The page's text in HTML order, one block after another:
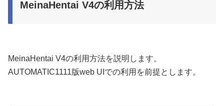
MeinaHentai V4の利用方法
MeinaHentai V4の利用方法を説明します。
AUTOMATIC1111版web UIでの利用を前提とします。